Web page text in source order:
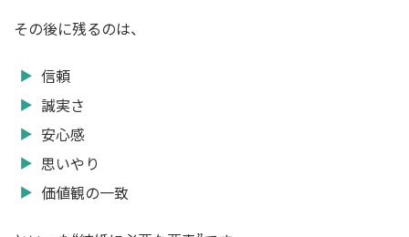
その後に残るのは、
信頼
誠実さ
安心感
思いやり
価値観の一致